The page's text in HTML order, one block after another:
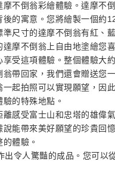
不倒翁彩繪體驗。達摩不
的寓意。您將繪製一個約
尺寸的達摩不倒翁有紅、
摩不倒翁上自由地塗繪您
受這項體驗。整個體驗大
帶回家，我們還會贈送您
起拍照可以實現願望，因
的特殊地點。
感受富士山和忠塔的雄偉
能帶來美好願望的珍貴回憶
體驗。
令人驚豔的成品。您可以